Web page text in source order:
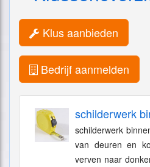
Klus aanbieden
Bedrijf aanmelden
schilderwerk
schilderwerk
van deuren en
verven naar